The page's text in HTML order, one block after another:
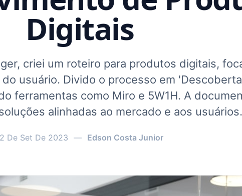
Digitais
criei um roteiro para produtos digitais,
usuário. Divido o processo em
ferramentas como Miro e 5W1H. A
alinhadas ao mercado e aos usuários.
De Set De 2023 — Edson Costa Junior